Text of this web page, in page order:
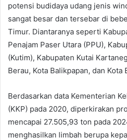
potensi budidaya udang jenis
sangat besar dan tersebar di
Timur. Diantaranya seperti
Penajam Paser Utara (PPU),
(Kutim), Kabupaten Kutai
Berau, Kota Balikpapan, dan Kota
Berdasarkan data Kementerian
(KKP) pada 2020, diperkirakan
mencapai 27.505,93 ton pada
menghasilkan limbah berupa